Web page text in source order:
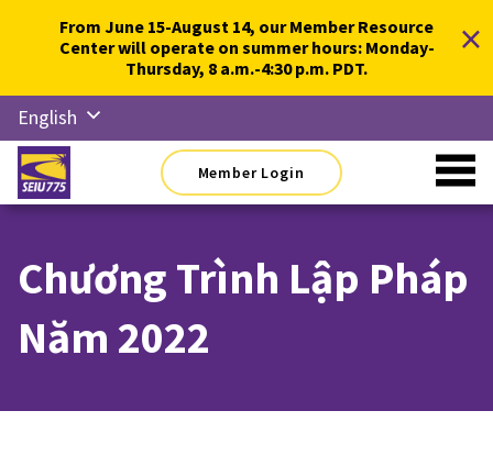
content
From June 15-August 14, our Member Resource
Center will operate on summer hours: Monday-
Thursday, 8 a.m.-4:30 p.m. PDT.
×
English
Русский
Español
文
한국어
Tiếng
Việt
Member Login
Chương Trình Lập Pháp
Năm 2022